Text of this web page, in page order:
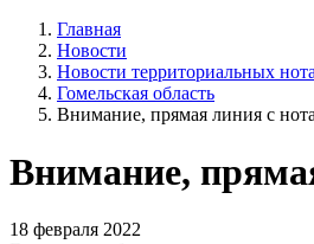
Главная
Новости
Новости территориальных
Гомельская область
Внимание, прямая линия с
Внимание,
18 февраля 2022